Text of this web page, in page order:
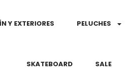
Y EXTERIORES PELUCHES
SKATEBOARD SALE